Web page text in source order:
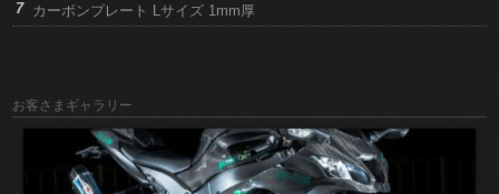
カーボンプレート Lサイズ 1mm厚
お客さまギャラリー